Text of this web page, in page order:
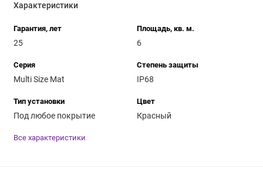
Характеристики
Гарантия, лет
25
Площадь, кв. м.
6
Серия
Multi Size Mat
Степень защиты
IP68
Тип установки
Под любое покрытие
Цвет
Красный
Все характеристики